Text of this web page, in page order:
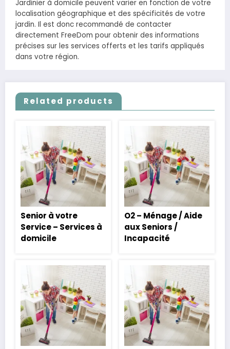
Jardinier à domicile peuvent varier en fonction de votre
localisation géographique et des spécificités de votre
jardin. Il est donc recommandé de contacter
directement FreeDom pour obtenir des informations
précises sur les services offerts et les tarifs appliqués
dans votre région.
Related products
Senior à votre
Service – Services à
domicile
O2 – Ménage / Aide
aux Seniors /
Incapacité